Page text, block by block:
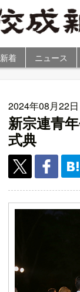
新着 ニュース
2024年08月22日
新宗連青
式典